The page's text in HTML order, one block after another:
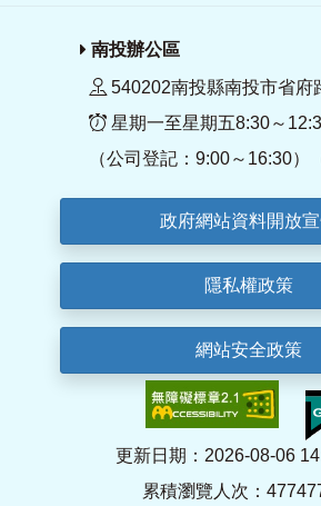
南投辦公區
540202南投縣南投市省府
星期一至星期五8:30～
（公司登記：9:00～16:30）
政府網站資料開放
隱私權政策
網站安全政策
更新日期：2026-08-06
累積瀏覽人次：